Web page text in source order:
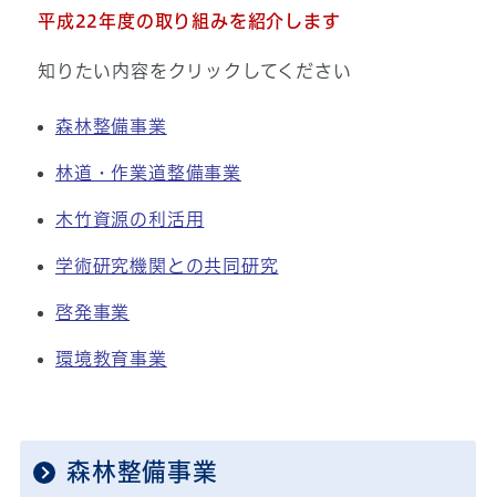
平成22年度の取り組みを紹介します
知りたい内容をクリックしてください
森林整備事業
林道・作業道整備事業
木竹資源の利活用
学術研究機関との共同研究
啓発事業
環境教育事業
森林整備事業